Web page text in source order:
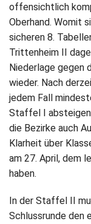
offensichtlich
Oberhand. Womit
sicheren 8.
Trittenheim II
Niederlage gegen
wieder. Nach
jedem Fall
Staffel I absteigen
die Bezirke auch
Klarheit über
am 27. April, dem
haben.
In der Staffel II
Schlussrunde den